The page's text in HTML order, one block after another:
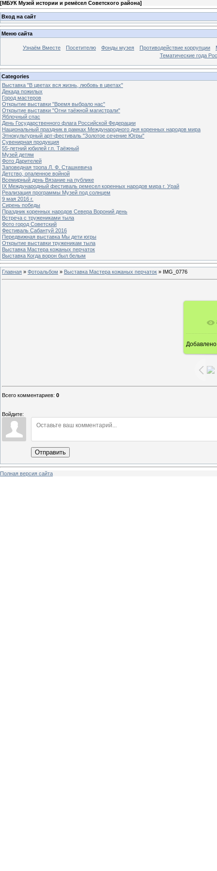
[МБУК Музей истории и ремёсел Советского района]
Вход на сайт
Меню сайта
Узнаём Вместе Посетителю Фонды музея Противодействие коррупции
Тематические года
Categories
Выставка "В цветах вся жизнь, любовь в цветах"
Декада пожилых
Город мастеров
Открытие выставки "Время выбрало нас"
Открытие выставки "Огни таёжной магистрали"
Яблочный спас
День Государственного флага Российской Федерации
Национальный праздник в рамках Международного дня коренных народов мира
Этнокультурный арт-фестиваль "Золотое сечение Югры"
Сувенирная продукция
55-летний юбилей г.п. Таёжный
Музей детям
Фото Дарителей
Заповедная тропа Л. Ф. Сташкевича
Детство, опаленное войной
Всемирный день Вязание на публике
IX Международный фестиваль ремесел коренных народов мира г. Урай
Реализация программы Музей под солнцем
9 мая 2016 г.
Сирень победы
Праздник коренных народов Севера Вороний день
Встреча с тружениками тыла
Фото город Советский
Фестиваль Сабантуй 2016
Передвижная выставка Мы дети югры
Открытие выставки труженикам тыла
Выставка Мастера кожаных перчаток
Выставка Когда ворон был белым
Главная » Фотоальбом » Выставка Мастера кожаных перчаток » IMG_0776
Добавлено
Всего комментариев: 0
Войдите:
Отправить
Полная версия сайта